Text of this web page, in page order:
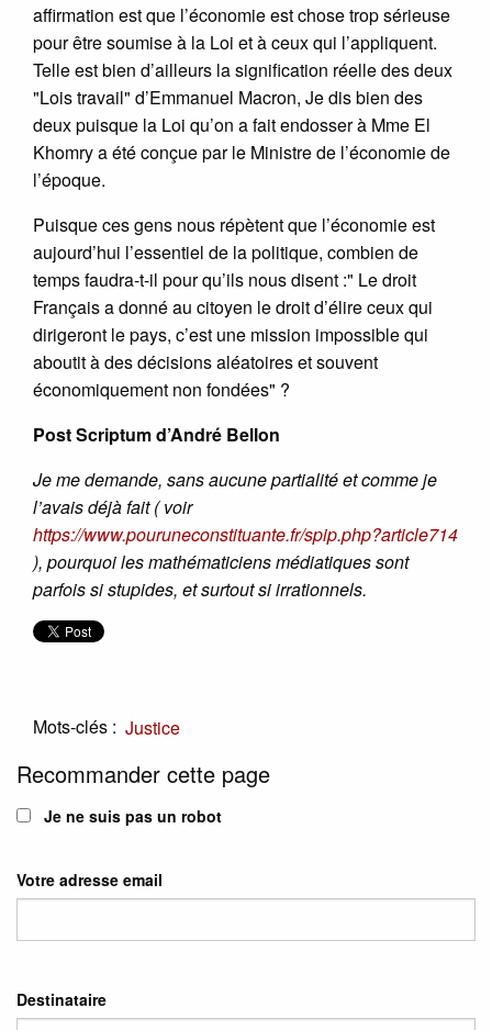
affirmation est que l’économie est chose trop sérieuse
pour être soumise à la Loi et à ceux qui l’appliquent.
Telle est bien d’ailleurs la signification réelle des deux
"Lois travail" d’Emmanuel Macron, Je dis bien des
deux puisque la Loi qu’on a fait endosser à Mme El
Khomry a été conçue par le Ministre de l’économie de
l’époque.
Puisque ces gens nous répètent que l’économie est
aujourd’hui l’essentiel de la politique, combien de
temps faudra-t-il pour qu’ils nous disent :" Le droit
Français a donné au citoyen le droit d’élire ceux qui
dirigeront le pays, c’est une mission impossible qui
aboutit à des décisions aléatoires et souvent
économiquement non fondées" ?
Post Scriptum d’André Bellon
Je me demande, sans aucune partialité et comme je
l’avais déjà fait ( voir
https://www.pouruneconstituante.fr/spip.php?article714
), pourquoi les mathématiciens médiatiques sont
parfois si stupides, et surtout si irrationnels.
Mots-clés : Justice
Recommander cette page
Je ne suis pas un robot
Votre adresse email
Destinataire